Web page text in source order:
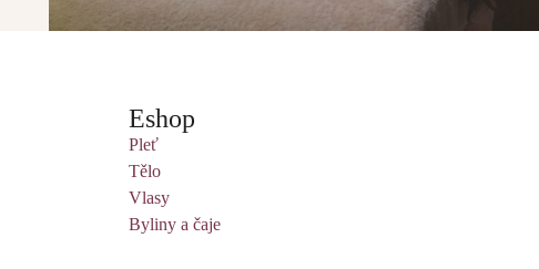
Eshop
Pleť
Tělo
Vlasy
Byliny a čaje